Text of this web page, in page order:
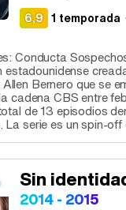
6,9 1 temporada
Conducta
estadounidense
Bernero que se
cadena CBS entre
de 13 episodios
serie es un spin-off
Sin
2014 - 2015